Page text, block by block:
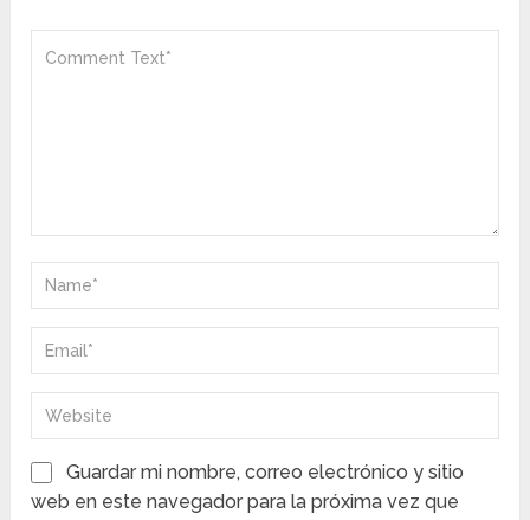
Guardar mi nombre, correo electrónico y sitio
web en este navegador para la próxima vez que